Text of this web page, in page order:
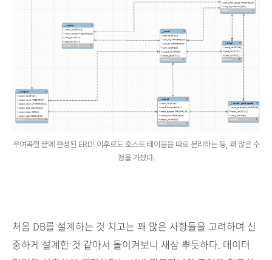
우여곡절 끝에 완성된 ERD! 이후로도 호스트 테이블을 따로 분리하는 등, 꽤 많은 수
정을 거쳤다.
처음 DB를 설계하는 것 치고는 꽤 많은 사항들을 고려하며 신
중하게 설계한 것 같아서 돌이켜보니 새삼 뿌듯하다. 데이터